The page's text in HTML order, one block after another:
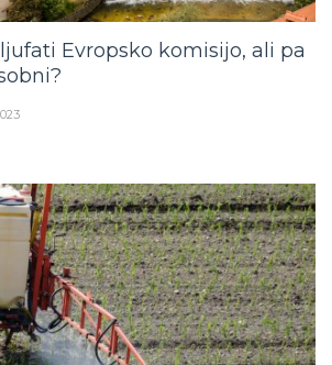
Evropsko komisijo, ali pa